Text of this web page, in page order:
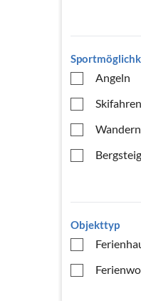
Angeln
Skifahren
Wandern
Objekttyp